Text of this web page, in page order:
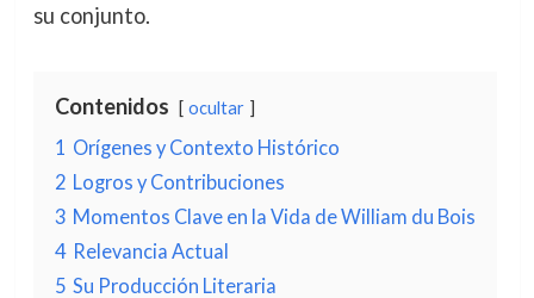
su conjunto.
Contenidos ocultar
1 Orígenes y Contexto Histórico
2 Logros y Contribuciones
3 Momentos Clave en la Vida de William du Bois
4 Relevancia Actual
5 Su Producción Literaria